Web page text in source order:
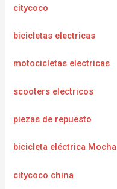
citycoco
bicicletas electricas
motocicletas electricas
scooters electricos
piezas de repuesto
bicicleta eléctrica Mocha
citycoco china